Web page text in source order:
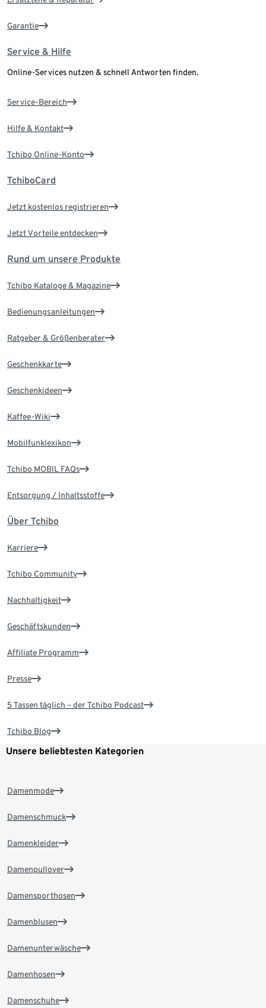
Garantie
Service & Hilfe
Online-Services nutzen & schnell Antworten finden.
Service-Bereich
Hilfe & Kontakt
Tchibo Online-Konto
TchiboCard
Jetzt kostenlos registrieren
Jetzt Vorteile entdecken
Rund um unsere Produkte
Tchibo Kataloge & Magazine
Bedienungsanleitungen
Ratgeber & Größenberater
Geschenkkarte
Geschenkideen
Kaffee-Wiki
Mobilfunklexikon
Tchibo MOBIL FAQs
Entsorgung / Inhaltsstoffe
Über Tchibo
Karriere
Tchibo Community
Nachhaltigkeit
Geschäftskunden
Affiliate Programm
Presse
5 Tassen täglich – der Tchibo Podcast
Tchibo Blog
Unsere beliebtesten Kategorien
Damenmode
Damenschmuck
Damenkleider
Damenpullover
Damensporthosen
Damenblusen
Damenunterwäsche
Damenhosen
Damenschuhe